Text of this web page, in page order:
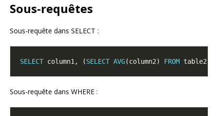
Sous-requêtes
Sous-requête dans SELECT :
SELECT column1, (SELECT AVG(column2) FROM table2)
Sous-requête dans WHERE :